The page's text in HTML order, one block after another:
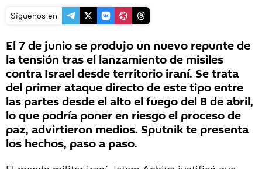
Síguenos en
El 7 de junio se produjo un nuevo repunte de
la tensión tras el lanzamiento de misiles
contra Israel desde territorio iraní. Se trata
del primer ataque directo de este tipo entre
las partes desde el alto el fuego del 8 de abril,
lo que podría poner en riesgo el proceso de
paz, advirtieron medios. Sputnik te presenta
los hechos, paso a paso.